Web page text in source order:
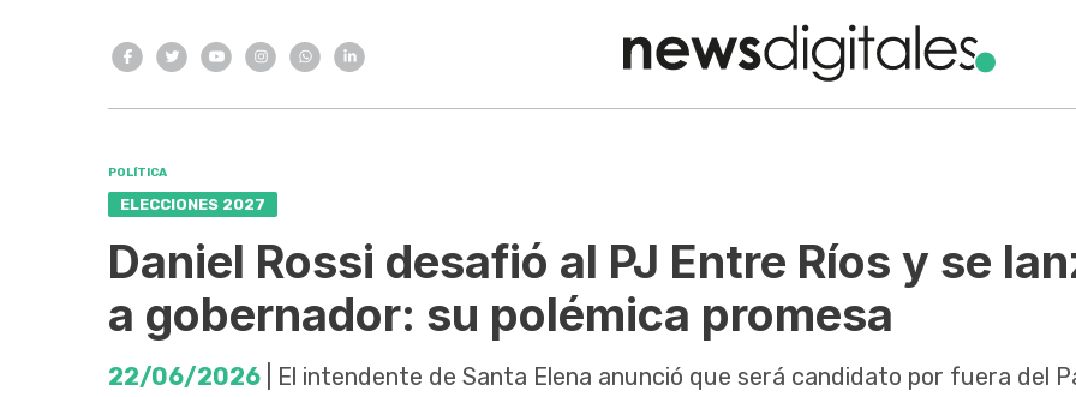
POLÍTICA
ELECCIONES 2027
Daniel Rossi desafió al PJ Entre Ríos y se
a gobernador: su polémica promesa
22/06/2026 | El intendente de Santa Elena anunció que será candidato por fuera del